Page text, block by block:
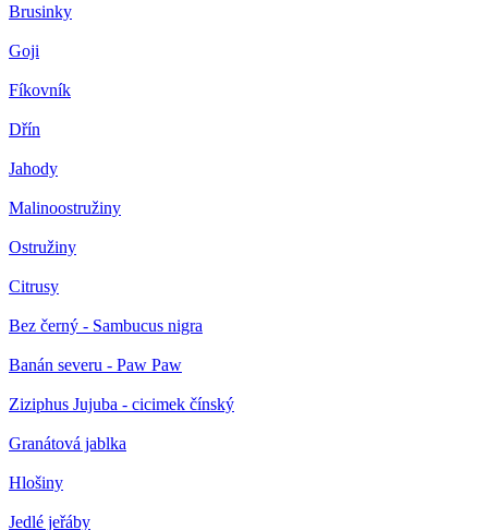
Brusinky
Goji
Fíkovník
Dřín
Jahody
Malinoostružiny
Ostružiny
Citrusy
Bez černý - Sambucus nigra
Banán severu - Paw Paw
Ziziphus Jujuba - cicimek čínský
Granátová jablka
Hlošiny
Jedlé jeřáby